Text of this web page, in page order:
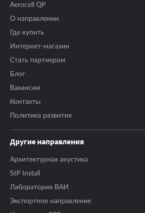
Aerocell QP
О направлении
Где купить
Интернет-магазин
Стать партнером
Блог
Вакансии
Контакты
Политика развития
Другие направления
Архитектурная акустика
StP Install
Лаборатория ВАИ
Экспортное направление